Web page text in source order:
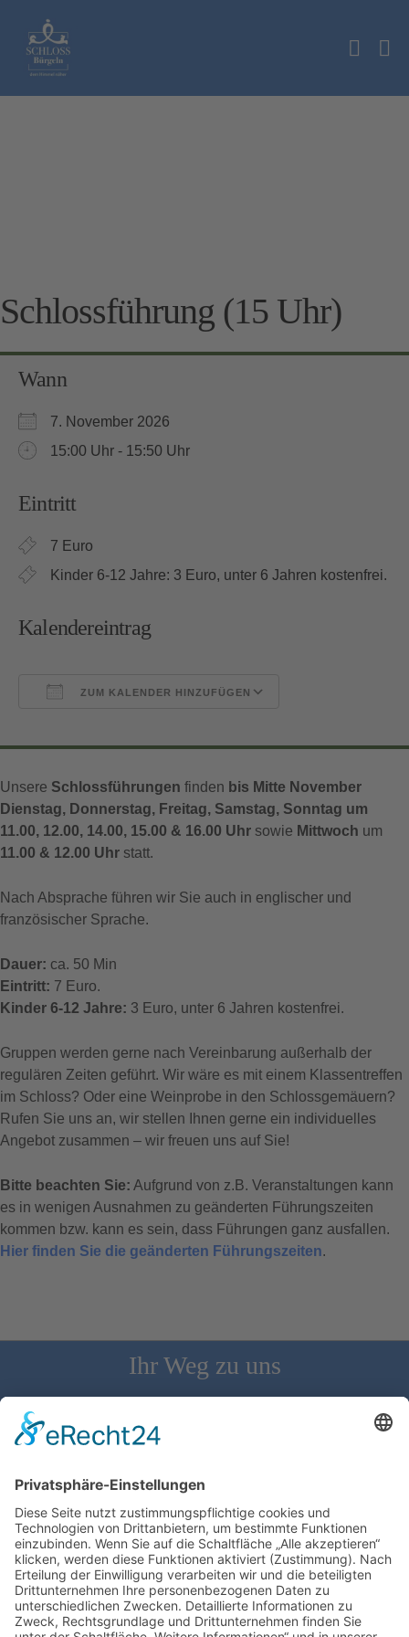
Inhalt
springen
Schlossführung (15 Uhr)
Wann
7. November 2026
15:00 Uhr - 15:50 Uhr
Eintritt
7 Euro
Kinder 6-12 Jahre: 3 Euro, unter 6 Jahren kostenfrei.
Kalendereintrag
ZUM KALENDER HINZUFÜGEN
Unsere Schlossführungen finden bis Mitte November
Dienstag, Donnerstag, Freitag, Samstag, Sonntag um
11.00, 12.00, 14.00, 15.00 & 16.00 Uhr sowie Mittwoch um
11.00 & 12.00 Uhr statt.
Nach Absprache führen wir Sie auch in englischer und
französischer Sprache.
Dauer: ca. 50 Min
Eintritt: 7 Euro.
Kinder 6-12 Jahre: 3 Euro, unter 6 Jahren kostenfrei.
Gruppen werden gerne nach Vereinbarung außerhalb der
regulären Zeiten geführt. Wir wäre es mit einem Klassentreffen
im Schloss? Oder eine Weinprobe in den Schlossgemäuern?
Rufen Sie uns an, wir stellen Ihnen gerne ein individuelles
Angebot zusammen – wir freuen uns auf Sie!
Bitte beachten Sie: Aufgrund von z.B. Veranstaltungen kann
es in wenigen Ausnahmen zu geänderten Führungszeiten
kommen bzw. kann es sein, dass Führungen ganz ausfallen.
Hier finden Sie die geänderten Führungszeiten.
Ihr Weg zu uns
Schloss Bürgeln, 79418 Schliengen | Telefon: 07626/237 | E-
Mail: direktion@schlossbuergeln.de
Wir benötigen Ihre Zustimmung, um den
Google Maps-Service zu laden!
Wir verwenden einen Service eines
Drittanbieters, um Karteninhalte einzubetten.
Dieser Service kann Daten zu Ihren Aktivitäten
sammeln. Bitte lesen Sie die Details durch und